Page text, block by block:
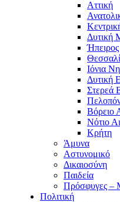
Αττική
Δυτική
Ήπειρος
Ιόνια
Δυτική
Στερεά
Βόρειο
Νότιο
Κρήτη
Άμυνα
Αστυνομικό
Δικαιοσύνη
Παιδεία
Πρόσφυγες –
Πολιτική